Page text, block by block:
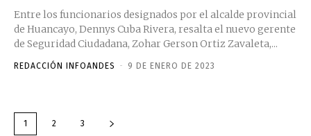
Entre los funcionarios designados por el alcalde provincial
de Huancayo, Dennys Cuba Rivera, resalta el nuevo gerente
de Seguridad Ciudadana, Zohar Gerson Ortiz Zavaleta,...
REDACCIÓN INFOANDES - 9 DE ENERO DE 2023
1 2 3